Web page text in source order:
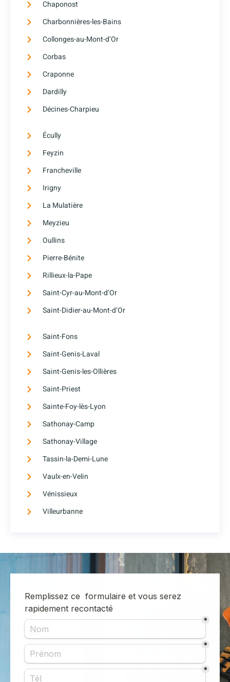
Chaponost
Charbonnières-les-Bains
Collonges-au-Mont-d’Or
Corbas
Craponne
Dardilly
Décines-Charpieu
Écully
Feyzin
Francheville
Irigny
La Mulatière
Meyzieu
Oullins
Pierre-Bénite
Rillieux-la-Pape
Saint-Cyr-au-Mont-d’Or
Saint-Didier-au-Mont-d’Or
Saint-Fons
Saint-Genis-Laval
Saint-Genis-les-Ollières
Saint-Priest
Sainte-Foy-lès-Lyon
Sathonay-Camp
Sathonay-Village
Tassin-la-Demi-Lune
Vaulx-en-Velin
Vénissieux
Villeurbanne